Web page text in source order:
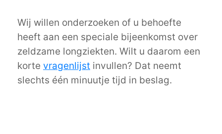
Wij willen onderzoeken of u behoefte
heeft aan een speciale bijeenkomst over
zeldzame longziekten. Wilt u daarom een
korte vragenlijst invullen? Dat neemt
slechts één minuutje tijd in beslag.